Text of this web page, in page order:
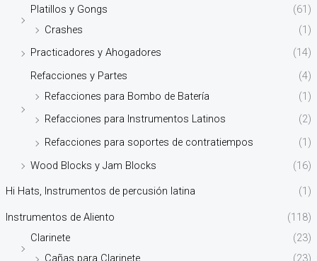
Platillos y Gongs
(61)
Crashes
(1)
Practicadores y Ahogadores
(14)
Refacciones y Partes
(4)
Refacciones para Bombo de Batería
(1)
Refacciones para Instrumentos Latinos
(2)
Refacciones para soportes de contratiempos
(1)
Wood Blocks y Jam Blocks
(16)
Hi Hats, Instrumentos de percusión latina (1)
Instrumentos de Aliento
(118)
Clarinete
(23)
Cañas para Clarinete
(23)